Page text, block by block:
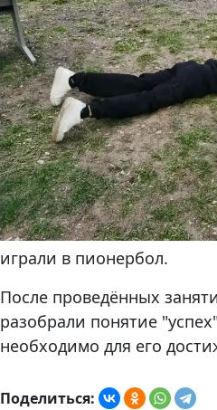
играли в пионербол.
После проведённых
разобрали понятие
необходимо для его
Поделиться: